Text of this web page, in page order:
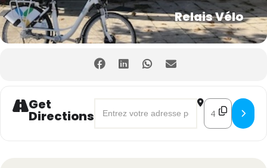
Relais Vélo
Get
Directions
Address - Recycl'Atelier - Atelier
Destination